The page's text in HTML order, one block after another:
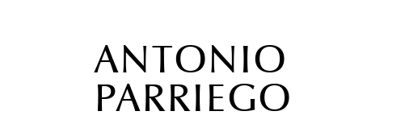
ANTONIO
PARRIEGO